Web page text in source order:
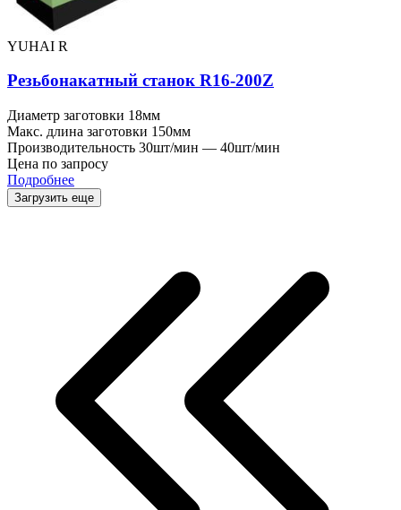
YUHAI R
Резьбонакатный станок R16-200Z
Диаметр заготовки 18мм
Макс. длина заготовки 150мм
Производительность 30шт/мин — 40шт/мин
Цена по запросу
Подробнее
Загрузить еще